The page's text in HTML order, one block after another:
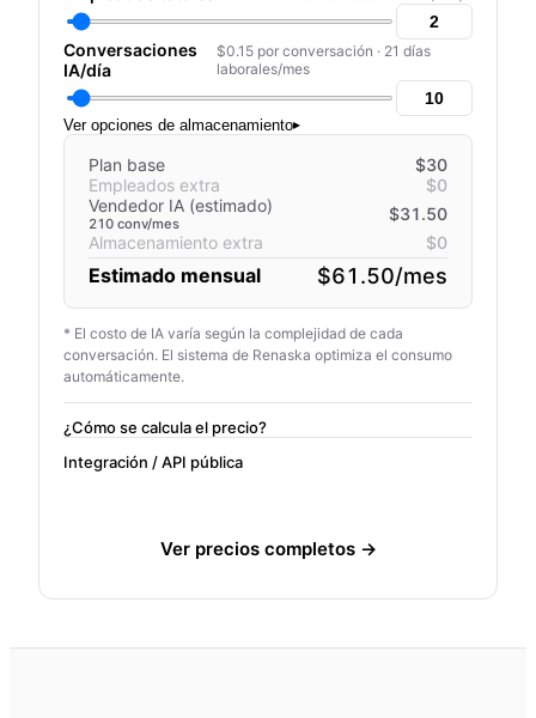
Conversaciones
IA/día
$0.15 por conversación · 21 días
laborales/mes
Ver opciones de almacenamiento▸
Plan base
$30
Empleados extra
$0
Vendedor IA (estimado)
210 conv/mes
$31.50
Almacenamiento extra
$0
Estimado mensual $61.50/mes
* El costo de IA varía según la complejidad de cada
conversación. El sistema de Renaska optimiza el consumo
automáticamente.
¿Cómo se calcula el precio?
Integración / API pública
Ver precios completos →